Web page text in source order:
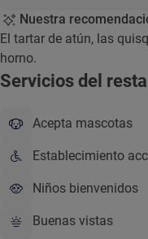
Nuestra
El tartar de atún, las
horno.
Servicios del
Acepta mascotas
Establecimiento
Niños bienvenidos
Buenas vistas